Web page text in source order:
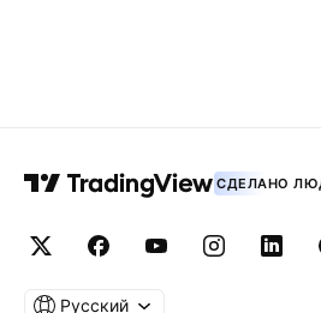
СДЕЛАНО
Русский